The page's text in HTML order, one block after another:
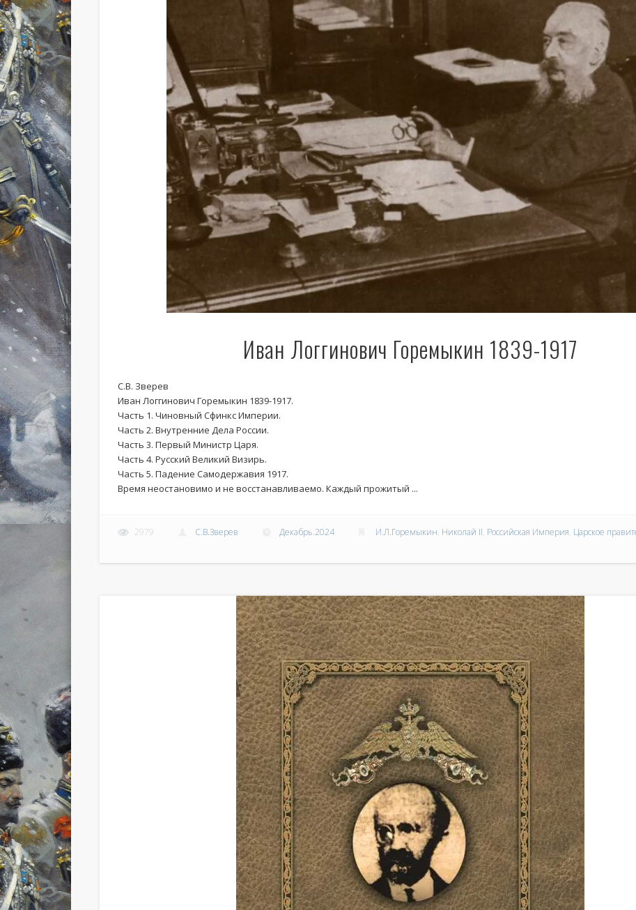
Иван Логгинович Горемыкин 1839-1917
С.В. Зверев
Иван Логгинович Горемыкин 1839-1917.
Часть 1. Чиновный Сфинкс Империи.
Часть 2. Внутренние Дела России.
Часть 3. Первый Министр Царя.
Часть 4. Русский Великий Визирь.
Часть 5. Падение Самодержавия 1917.
Время неостановимо и не восстанавливаемо. Каждый прожитый ...
2979 С.В.Зверев Декабрь.2024 И.Л.Горемыкин, Николай II, Российская Империя, Царское